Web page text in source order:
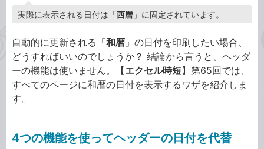
実際に表示される日付は「西暦 」に固定されています。
自動的に更新される「和暦 」の日付を印刷したい場合、
どうすればいいのでしょうか？ 結論から言うと、ヘッダ
ーの機能は使いません。【エクセル時短】第65回では、
すべてのページに和暦の日付を表示するワザを紹介しま
す。
4つの機能を使ってヘッダーの日付を代替